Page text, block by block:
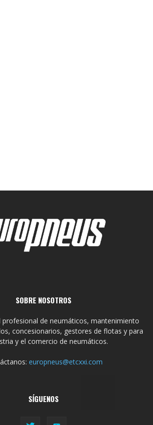
SOBRE NOSOTROS
profesional de neumáticos, mantenimiento
concesionarios, gestores de flotas y para
y el comercio de neumáticos.
europneus@etcxxi.com
SÍGUENOS